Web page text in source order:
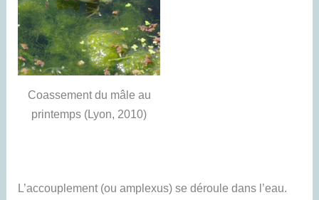
Coassement du mâle au
printemps (Lyon, 2010)
L’accouplement (ou amplexus) se déroule dans l’eau.